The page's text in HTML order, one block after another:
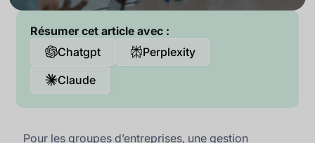
Résumer cet article avec :
Chatgpt
Perplexity
Claude
Pour les groupes d’entreprises, une gestion